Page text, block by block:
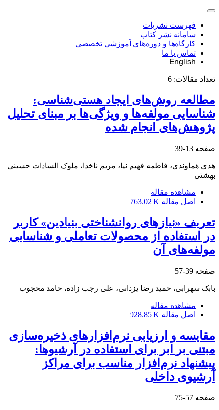
فهرست نشریات
سامانه نشر کتاب
کارگاه‌ها و دوره‌های آموزشی تخصصی
تماس با ما
English
تعداد مقالات: 6
مطالعه روش‌های ایجاد هستی‌شناسی:
شناسایی مولفه‌ها و ویژگی‌ها بر مبنای تحلیل
پژوهش‌های انجام شده
صفحه 13-39
هدی هماوندی، فاطمه فهیم نیا، مریم ناخدا، ملوک السادات حسینی
بهشتی
مشاهده مقاله
اصل مقاله 763.02 K
تعریف «نیازهای روانشناختی بنیادین» کاربر
در استفاده از محصولات تعاملی و شناسایی
مولفه‌های آن
صفحه 39-57
بابک سهرابی، حمید رضا یزدانی، علی رجب زاده، حامد محجوب
مشاهده مقاله
اصل مقاله 928.85 K
مقایسه و ارزیابی نرم‌افزارهای ذخیره‌سازی
مبتنی بر ابر برای استفاده در آرشیوها:
پیشنهاد نرم‌افزار مناسب برای مراکز
آرشیوی داخلی
صفحه 57-75